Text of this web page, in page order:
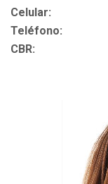
Celular:
Teléfono:
CBR: